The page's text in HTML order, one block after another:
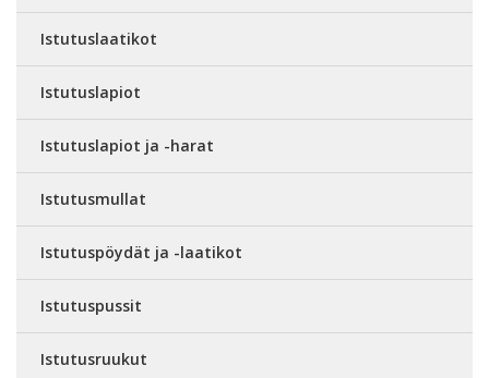
Istutuslaatikot
Istutuslapiot
Istutuslapiot ja -harat
Istutusmullat
Istutuspöydät ja -laatikot
Istutuspussit
Istutusruukut